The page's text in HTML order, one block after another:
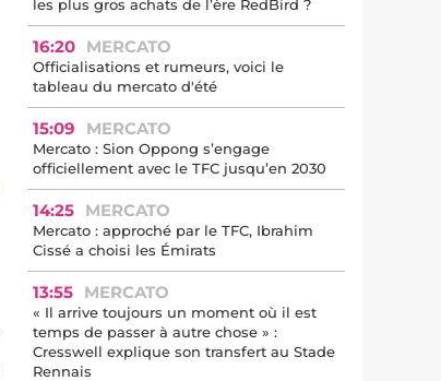
les plus gros achats de l’ère RedBird ?
16:20 MERCATO
Officialisations et rumeurs, voici le
tableau du mercato d'été
15:09 MERCATO
Mercato : Sion Oppong s’engage
officiellement avec le TFC jusqu’en 2030
14:25 MERCATO
Mercato : approché par le TFC, Ibrahim
Cissé a choisi les Émirats
13:55 MERCATO
« Il arrive toujours un moment où il est
temps de passer à autre chose » :
Cresswell explique son transfert au Stade
Rennais